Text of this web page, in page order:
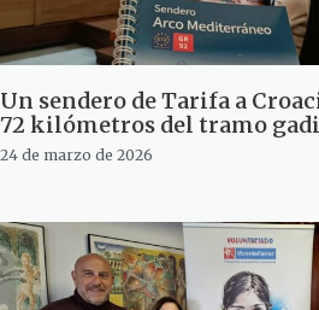
Un sendero de Tarifa a
72 kilómetros del tramo
24 de marzo de 2026